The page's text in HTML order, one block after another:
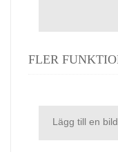
FLER
Lägg till en bild